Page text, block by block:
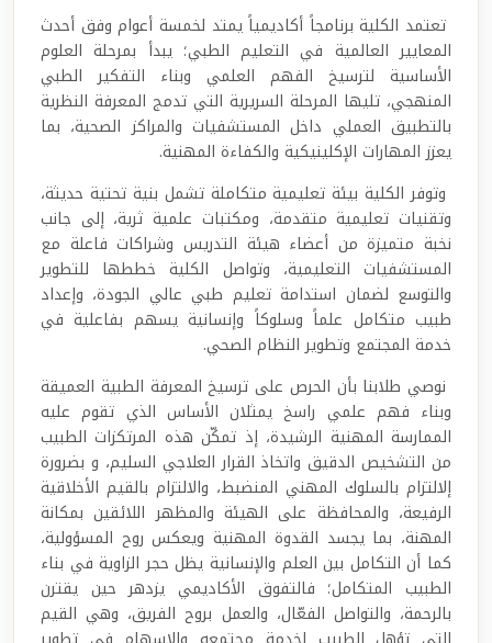
تعتمد الكلية برنامجاً أكاديمياً يمتد لخمسة أعوام وفق أحدث
المعايير العالمية في التعليم الطبي؛ يبدأ بمرحلة العلوم
الأساسية لترسيخ الفهم العلمي وبناء التفكير الطبي
المنهجي، تليها المرحلة السريرية التي تدمج المعرفة النظرية
بالتطبيق العملي داخل المستشفيات والمراكز الصحية، بما
يعزز المهارات الإكلينيكية والكفاءة المهنية.
وتوفر الكلية بيئة تعليمية متكاملة تشمل بنية تحتية حديثة،
وتقنيات تعليمية متقدمة، ومكتبات علمية ثرية، إلى جانب
نخبة متميزة من أعضاء هيئة التدريس وشراكات فاعلة مع
المستشفيات التعليمية، وتواصل الكلية خططها للتطوير
والتوسع لضمان استدامة تعليم طبي عالي الجودة، وإعداد
طبيب متكامل علماً وسلوكاً وإنسانية يسهم بفاعلية في
خدمة المجتمع وتطوير النظام الصحي.
نوصي طلابنا بأن الحرص على ترسيخ المعرفة الطبية العميقة
وبناء فهم علمي راسخ يمثلان الأساس الذي تقوم عليه
الممارسة المهنية الرشيدة، إذ تمكّن هذه المرتكزات الطبيب
من التشخيص الدقيق واتخاذ القرار العلاجي السليم، و بضرورة
إلالتزام بالسلوك المهني المنضبط، والالتزام بالقيم الأخلاقية
الرفيعة، والمحافظة على الهيئة والمظهر اللائقين بمكانة
المهنة، بما يجسد القدوة المهنية ويعكس روح المسؤولية،
كما أن التكامل بين العلم والإنسانية يظل حجر الزاوية في بناء
الطبيب المتكامل؛ فالتفوق الأكاديمي يزدهر حين يقترن
بالرحمة، والتواصل الفعّال، والعمل بروح الفريق، وهي القيم